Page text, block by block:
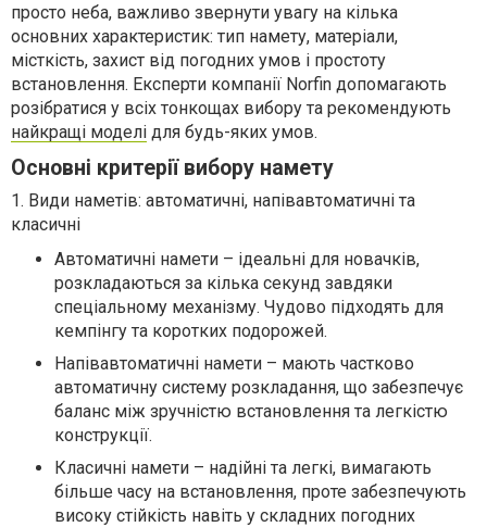
просто неба, важливо звернути увагу на кілька
основних характеристик: тип намету, матеріали,
місткість, захист від погодних умов і простоту
встановлення. Експерти компанії Norfin допомагають
розібратися у всіх тонкощах вибору та рекомендують
найкращі моделі для будь-яких умов.
Основні критерії вибору намету
1. Види наметів: автоматичні, напівавтоматичні та
класичні
Автоматичні намети – ідеальні для новачків,
розкладаються за кілька секунд завдяки
спеціальному механізму. Чудово підходять для
кемпінгу та коротких подорожей.
Напівавтоматичні намети – мають частково
автоматичну систему розкладання, що забезпечує
баланс між зручністю встановлення та легкістю
конструкції.
Класичні намети – надійні та легкі, вимагають
більше часу на встановлення, проте забезпечують
високу стійкість навіть у складних погодних